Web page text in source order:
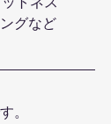
グなど
。